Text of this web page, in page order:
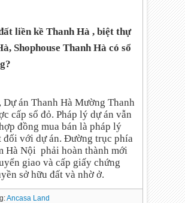
liền kề Thanh Hà , biệt thự
Shophouse Thanh Hà có sổ
Dự án Thanh Hà Mường Thanh
cấp sổ đỏ. Pháp lý dự án vẫn
đồng mua bán là pháp lý
đối với dự án. Đường trục phía
Hà Nội phải hoàn thành mới
giao và cấp giấy chứng
sở hữu đất và nhờ ở.
Ancasa Land